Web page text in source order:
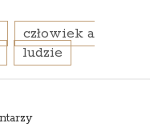
człowiek a
ludzie